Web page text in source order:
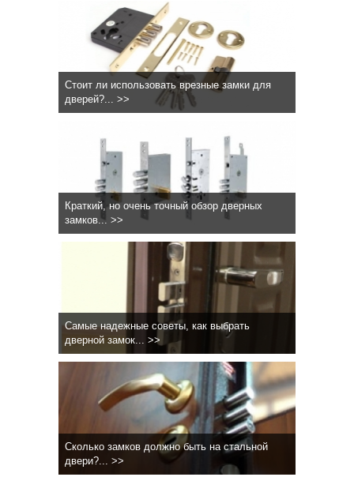
Стоит ли использовать врезные замки для
дверей?... >>
Краткий, но очень точный обзор дверных
замков... >>
Самые надежные советы, как выбрать
дверной замок... >>
Сколько замков должно быть на стальной
двери?... >>